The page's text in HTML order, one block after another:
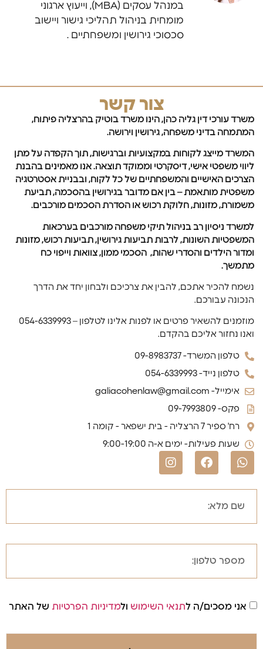
במנהל עסקים (MBA), וייעוץ ארגוני
מומחית בניהול תהליכי גישור ויישוב
סכסוכי גירושין ומשפחתיים .
צור קשר
משרד עורכי דין גליה כהן, הינו משרד בוטיק בהרצליה פיתוח,
המתמחה בדיני משפחה, גירושין וירושה.
המשרד מייצג לקוחות במקצועיות וברגישות, תוך הקפדה על מתן
ליווי משפטי אישי, דיסקרטי וממוקד תוצאה. אנו מאמינים בהבנת
הצרכים האישיים והמשפחתיים של כל לקוח, ובבניית אסטרטגיה
משפטית מותאמת – בין אם מדובר בגירושין בהסכמה, תביעת
משמורת, מזונות, חלוקת רכוש או הסדרת הסכמים מורכבים.
למשרד ניסיון רב בניהול תיקי משפחה מורכבים בערכאות
המשפטיות השונות, לרבות תביעות גירושין, תביעות רכוש, מזונות
ומדור הילדים והסדרי שהות, הסכמי ממון, צוואות וייפוי כח
מתמשך.
נשמח להכיר אתכם, להבין את צרכיכם ולבחון יחד את הדרך
הנכונה עבורכם.
מוזמנים להשאיר פרטים או לפנות אלינו לטלפון – 054-6339993
ואנו נחזור אליכם בהקדם.
טלפון המשרד- 09-8983737
טלפון נייד- 054-6339993
אימייל- galiacohenlaw@gmail.com
פקס- 09-7993809
רח' ספיר 7 הרצליה - בית ישפאר - קומה 1
שעות פעילות- ימים א-ה 9:00-19:00
אני מסכים/ה לתנאי השימוש ולמדיניות הפרטיות של האתר